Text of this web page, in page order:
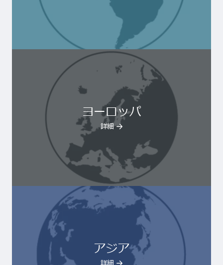
ヨーロッパ
詳細
アジア